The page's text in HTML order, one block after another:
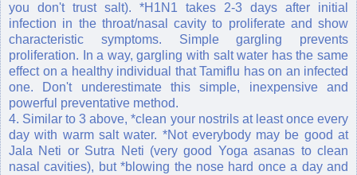
you don't trust salt). *H1N1 takes 2-3 days after initial
infection in the throat/nasal cavity to proliferate and show
characteristic symptoms. Simple gargling prevents
proliferation. In a way, gargling with salt water has the same
effect on a healthy individual that Tamiflu has on an infected
one. Don't underestimate this simple, inexpensive and
powerful preventative method.
4. Similar to 3 above, *clean your nostrils at least once every
day with warm salt water. *Not everybody may be good at
Jala Neti or Sutra Neti (very good Yoga asanas to clean
nasal cavities), but *blowing the nose hard once a day and